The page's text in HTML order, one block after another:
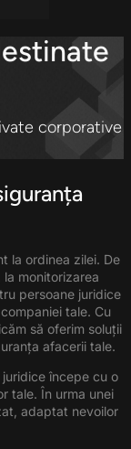
corporative
la ordinea zilei. De
monitorizarea
persoane juridice
tale. Cu
să oferim soluții
afacerii tale.
începe cu o
tale. În urma unei
adaptat nevoilor